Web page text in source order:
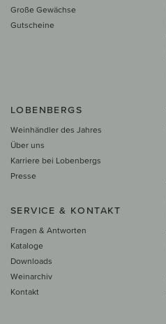
Große Gewächse
Gutscheine
LOBENBERGS
Weinhändler des Jahres
Über uns
Karriere bei Lobenbergs
Presse
SERVICE & KONTAKT
Fragen & Antworten
Kataloge
Downloads
Weinarchiv
Kontakt